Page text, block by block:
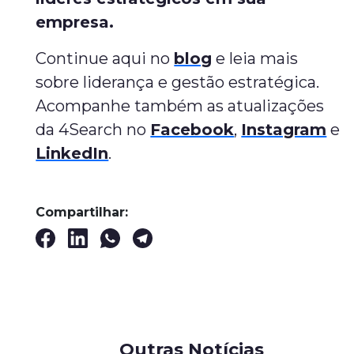
empresa.
Continue aqui no blog e leia mais
sobre liderança e gestão estratégica.
Acompanhe também as atualizações
da 4Search no Facebook, Instagram e
LinkedIn.
Compartilhar: